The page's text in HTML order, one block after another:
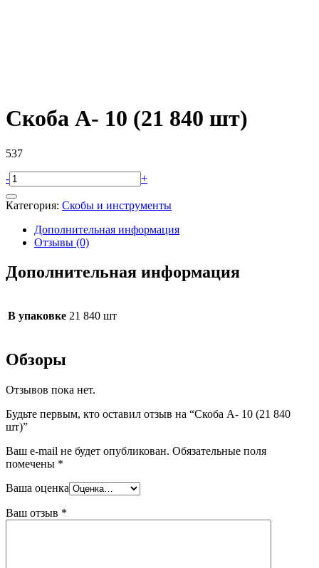
Скоба А- 10 (21 840 шт)
537
- +
Категория: Скобы и инструменты
Дополнительная информация
Отзывы (0)
Дополнительная информация
В упаковке 21 840 шт
Обзоры
Отзывов пока нет.
Будьте первым, кто оставил отзыв на “Скоба А- 10 (21 840
шт)”
Ваш e-mail не будет опубликован. Обязательные поля
помечены *
Ваша оценка
Ваш отзыв *